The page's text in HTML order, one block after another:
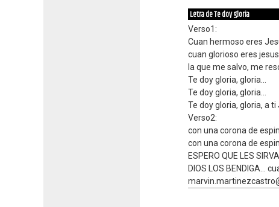
Letra de Te doy gloria
Verso1:
Cuan hermoso eres
cuan glorioso eres
la que me salvo, me
Te doy gloria, gloria...
Te doy gloria, gloria...
Te doy gloria, gloria, a ti
Verso2:
con una corona de
con una corona de
ESPERO QUE LES
DIOS LOS BENDIGA...